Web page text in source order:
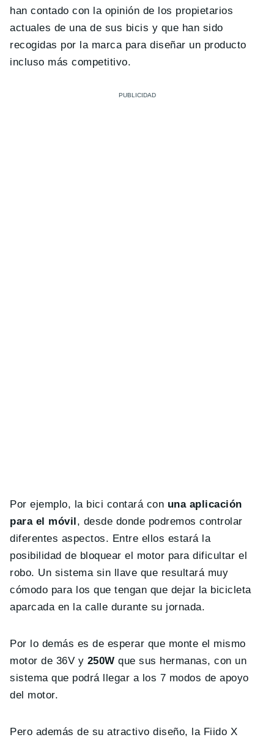
han contado con la opinión de los propietarios
actuales de una de sus bicis y que han sido
recogidas por la marca para diseñar un producto
incluso más competitivo.
Por ejemplo, la bici contará con una aplicación
para el móvil, desde donde podremos controlar
diferentes aspectos. Entre ellos estará la
posibilidad de bloquear el motor para dificultar el
robo. Un sistema sin llave que resultará muy
cómodo para los que tengan que dejar la bicicleta
aparcada en la calle durante su jornada.
Por lo demás es de esperar que monte el mismo
motor de 36V y 250W que sus hermanas, con un
sistema que podrá llegar a los 7 modos de apoyo
del motor.
Pero además de su atractivo diseño, la Fiido X